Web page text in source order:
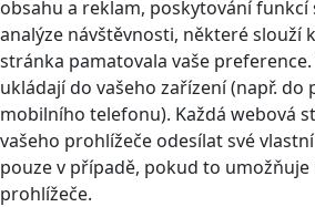
obsahu a reklam, poskytování
analýze návštěvnosti, některé slouží
stránka pamatovala vaše
ukládají do vašeho zařízení (např. do
mobilního telefonu). Každá webová
vašeho prohlížeče odesílat své
pouze v případě, pokud to umožňuje
prohlížeče.